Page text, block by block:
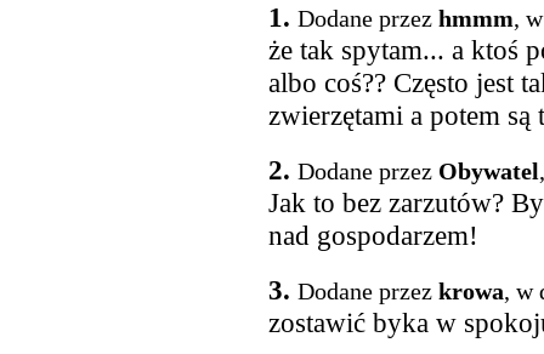
1. Dodane przez hmmm,
że tak spytam... a ktoś
albo coś?? Często jest
zwierzętami a potem
2. Dodane przez Obywatel
Jak to bez zarzutów?
nad gospodarzem!
3. Dodane przez krowa, w
zostawić byka w